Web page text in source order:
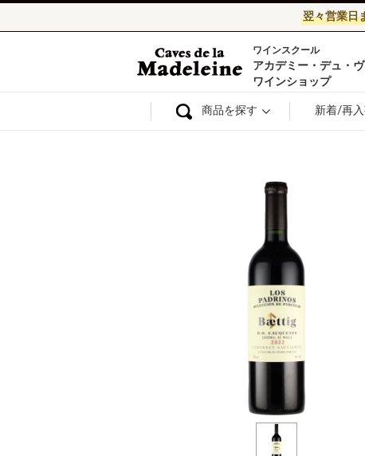
翌々営業日
ワイン通販ならワ
ワインスクール
アカデミー・デュ・
ワインショップ
商品を探す 新着/再